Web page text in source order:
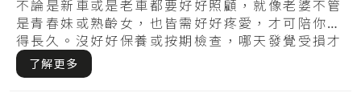
基礎的保養方法
不論是新車或是老車都要好好照顧，就像老婆不管
是青春妹或熟齡女，也皆需好好疼愛，才可陪你走
得長久。沒好好保養或按期檢查，哪天發覺受損才
想維.....
了解更多